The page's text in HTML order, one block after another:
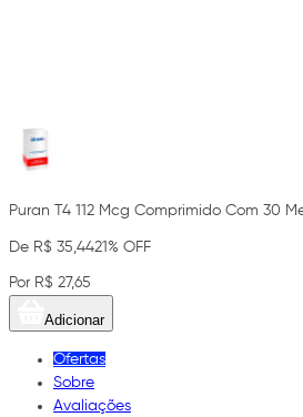
Puran T4 112 Mcg Comprimido Com 30
De R$ 35,4421% OFF
Por R$ 27,65
Adicionar
Ofertas
Sobre
Avaliações